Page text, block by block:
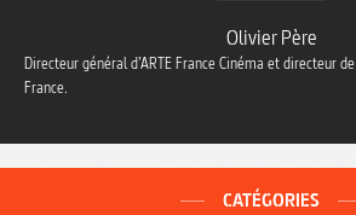
Olivier Père
Directeur général d’ARTE France Cinéma et directeur de
France.
CATÉGORIES